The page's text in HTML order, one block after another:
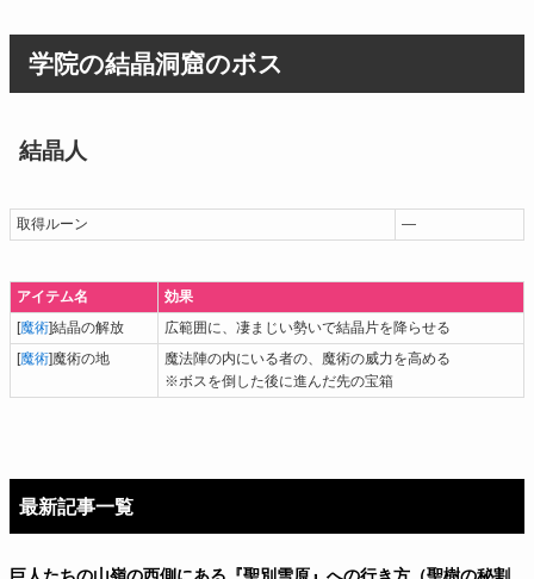
学院の結晶洞窟のボス
結晶人
取得ルーン ―
アイテム名
効果
[魔術]結晶の解放
広範囲に、凄まじい勢いで結晶片を降らせる
[魔術]魔術の地
魔法陣の内にいる者の、魔術の威力を高める
※ボスを倒した後に進んだ先の宝箱
最新記事一覧